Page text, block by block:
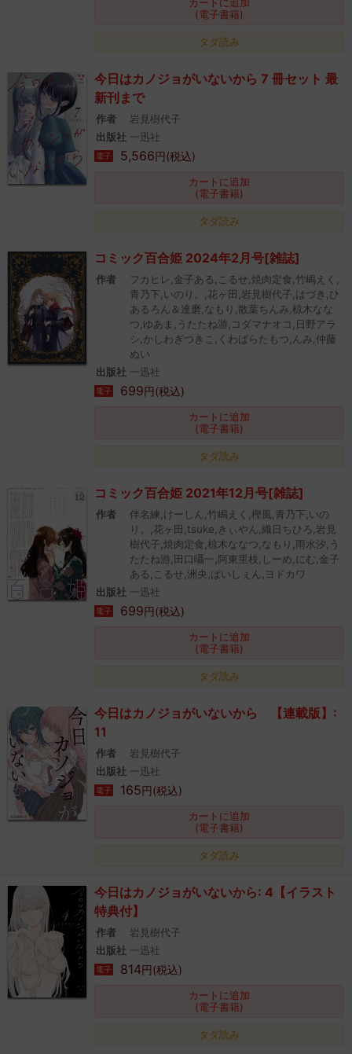
(電子書籍)
タダ読み
今日はカノジョがいないから 7 冊セット 最
新刊まで
作者
岩見樹代子
出版社
一迅社
電子 5,566円(税込)
カートに追加
(電子書籍)
タダ読み
コミック百合姫 2024年2月号[雑誌]
作者
フカヒレ,金子ある,こるせ,焼肉定食,竹嶋えく,
青乃下,いのり。,花ヶ田,岩見樹代子,はづき,ひ
あるろん＆達磨,なもり,散葉ちんみ,椋木なな
つ,ゆあま,うたたね游,コダマナオコ,日野アラ
シ,かしわぎつきこ,くわばらたもつ,んみ,仲藤
ぬい
出版社
一迅社
電子 699円(税込)
カートに追加
(電子書籍)
タダ読み
コミック百合姫 2021年12月号[雑誌]
作者
伴名練,けーしん,竹嶋えく,樫風,青乃下,いの
り。,花ヶ田,tsuke,きぃやん,織日ちひろ,岩見
樹代子,焼肉定食,椋木ななつ,なもり,雨水汐,う
たたね游,田口囁一,阿東里枝,しーめ,にむ,金子
ある,こるせ,洲央,ぱいしぇん,ヨドカワ
出版社
一迅社
電子 699円(税込)
カートに追加
(電子書籍)
タダ読み
今日はカノジョがいないから 【連載版】:
11
作者
岩見樹代子
出版社
一迅社
電子 165円(税込)
カートに追加
(電子書籍)
タダ読み
今日はカノジョがいないから: 4【イラスト
特典付】
作者
岩見樹代子
出版社
一迅社
電子 814円(税込)
カートに追加
(電子書籍)
タダ読み